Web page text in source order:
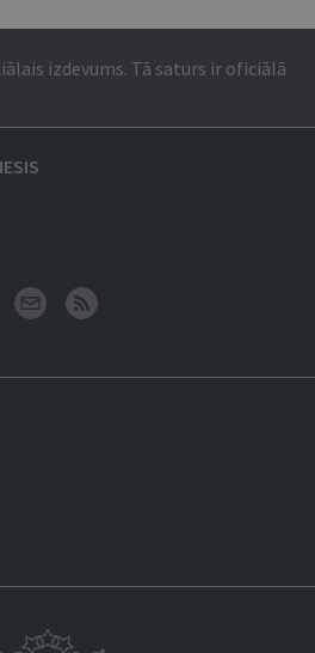
izdevums. Tā saturs ir oficiālā